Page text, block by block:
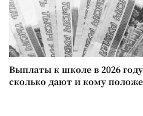
Выплаты к школе в 2026
сколько дают и кому